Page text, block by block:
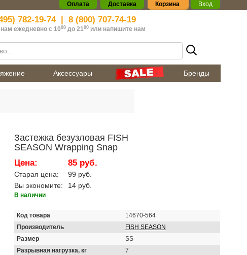
Оплата Доставка Корзина Вход
782-19-74| 8 (800) 707-74-19
ежедневно с 1000до 2100 или напишите нам
Аксессуары Бренды
Застежка безузловая FISH
SEASON Wrapping Snap
Цена: 85 руб.
Старая цена:
99 руб.
Вы экономите:
14 руб.
В наличии
Код товара
14670-564
Производитель
FISH SEASON
Размер
SS
Разрывная нагрузка, кг
7